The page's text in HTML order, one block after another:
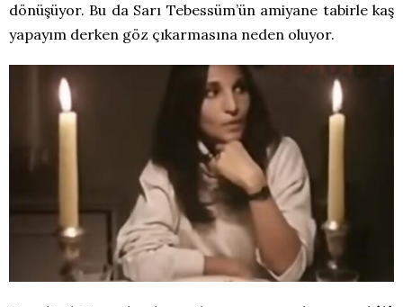
dönüşüyor. Bu da Sarı Tebessüm’ün amiyane tabirle kaş
yapayım derken göz çıkarmasına neden oluyor.